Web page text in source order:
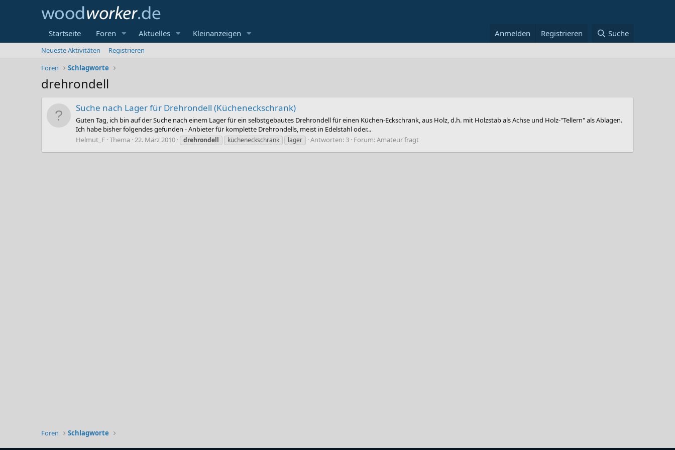
Startseite Foren Aktuelles Kleinanzeigen Anmelden Registrieren Suche
Neueste Aktivitäten
Registrieren
Foren
Schlagworte
drehrondell
Suche nach Lager für Drehrondell (Kücheneckschrank)
Guten Tag, ich bin auf der Suche nach einem Lager für ein selbstgebautes Drehrondell für einen Küchen-Eckschrank, aus Holz, d.h. mit Holzstab als Achse und Holz-"Tellern" als Ablagen.
Ich habe bisher folgendes gefunden - Anbieter für komplette Drehrondells, meist in Edelstahl oder...
Helmut_F Thema 22. März 2010 drehrondell kücheneckschrank lager Antworten: 3 Forum:Amateur fragt
Foren Schlagworte